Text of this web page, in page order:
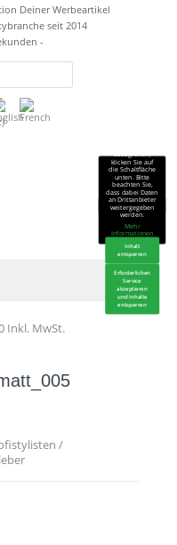
klicken Sie auf
die Schaltfläche
unten. Bitte
beachten Sie,
dass dabei Daten
an Drittanbieter
weitergegeben
werden.
Mehr
Informationen
Inhalt
entsperren
Erforderlichen
Service
akzeptieren
und Inhalte
entsperren
Deiner Werbeartikel
seit 2014
-
Inkl. MwSt.
/